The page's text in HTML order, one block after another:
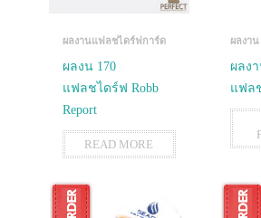
ผลงานแฟลชไดร์ฟการ์ด
ผลงน 170
แฟลชไดร์ฟ Robb
Report
READ MORE
ผลงาน
ผลง
แฟล